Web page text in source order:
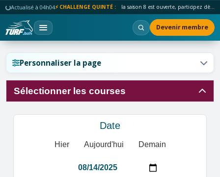
Actualisé à 04h04⚡ CHALLENGE QUINTÉ : la saison 8 est ouverte, participez dès maintenant !
Devenir membre
Personnaliser la page
Sélectionner les courses
Date
Hier Aujourd'hui Demain
Réinitialiser l'affichage ?
Réinitialiser